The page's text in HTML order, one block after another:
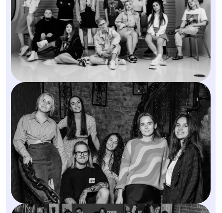
Не знаете, как
продвигаться
в соцсетях?